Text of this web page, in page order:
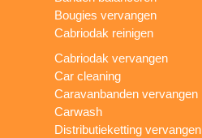
Bougies vervangen
Cabriodak reinigen
Cabriodak vervangen
Car cleaning
Caravanbanden vervangen
Carwash
Distributieketting vervangen